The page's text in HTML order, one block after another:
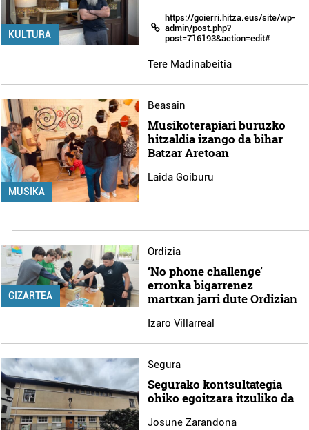
KULTURA
https://goierri.hitza.eus/site/wp-
admin/post.php?
post=716193&action=edit#
Tere Madinabeitia
MUSIKA
Beasain
Musikoterapiari buruzko
hitzaldia izango da bihar
Batzar Aretoan
Laida Goiburu
GIZARTEA
Ordizia
‘No phone challenge’
erronka bigarrenez
martxan jarri dute Ordizian
Izaro Villarreal
Segura
Segurako kontsultategia
ohiko egoitzara itzuliko da
Josune Zarandona